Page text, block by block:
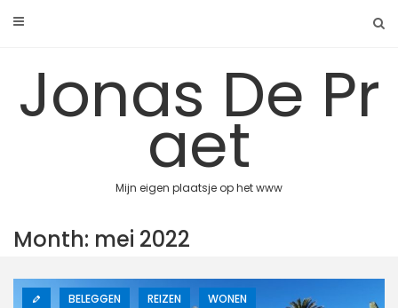
Jonas De Pr
aet
Mijn eigen plaatsje op het www
Month: mei 2022
BELEGGEN REIZEN WONEN